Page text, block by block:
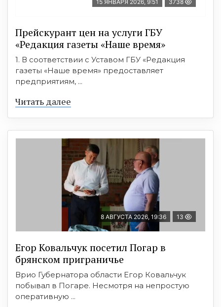
15 ЯНВАРЯ 2026, 9:51 3738
Прейскурант цен на услуги ГБУ
«Редакция газеты «Наше время»
1. В соответствии с Уставом ГБУ «Редакция
газеты «Наше время» предоставляет
предприятиям, ...
Читать далее
8 АВГУСТА 2026, 19:36 13
Егор Ковальчук посетил Погар в
брянском приграничье
Врио Губернатора области Егор Ковальчук
побывал в Погаре. Несмотря на непростую
оперативную ...